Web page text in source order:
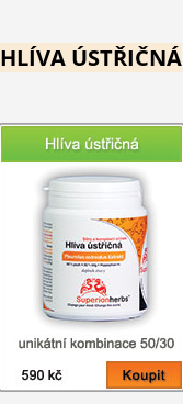
HLÍVA ÚSTŘIČNÁ